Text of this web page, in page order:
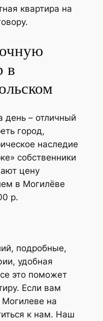
квартира на
в
день – отличный
город,
наследие
собственники
цену
в Могилёве
р.
подробные,
удобная
это поможет
Если вам
Могилеве на
к нам. Наш